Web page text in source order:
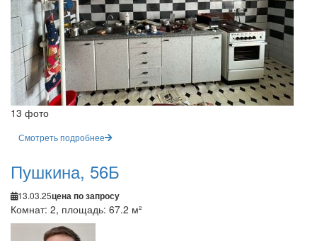
13 фото
Смотреть подробнее
Пушкина, 56Б
13.03.25цена по запросу
Комнат: 2, площадь: 67.2 м²